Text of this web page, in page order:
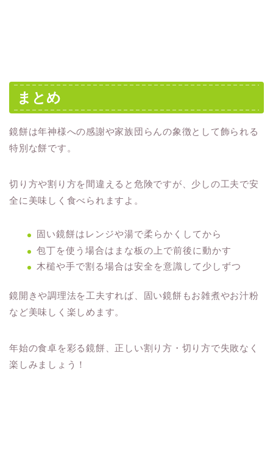
まとめ
鏡餅は年神様への感謝や家族団らんの象徴として飾られる
特別な餅です。
切り方や割り方を間違えると危険ですが、少しの工夫で安
全に美味しく食べられますよ。
固い鏡餅はレンジや湯で柔らかくしてから
包丁を使う場合はまな板の上で前後に動かす
木槌や手で割る場合は安全を意識して少しずつ
鏡開きや調理法を工夫すれば、固い鏡餅もお雑煮やお汁粉
など美味しく楽しめます。
年始の食卓を彩る鏡餅、正しい割り方・切り方で失敗なく
楽しみましょう！